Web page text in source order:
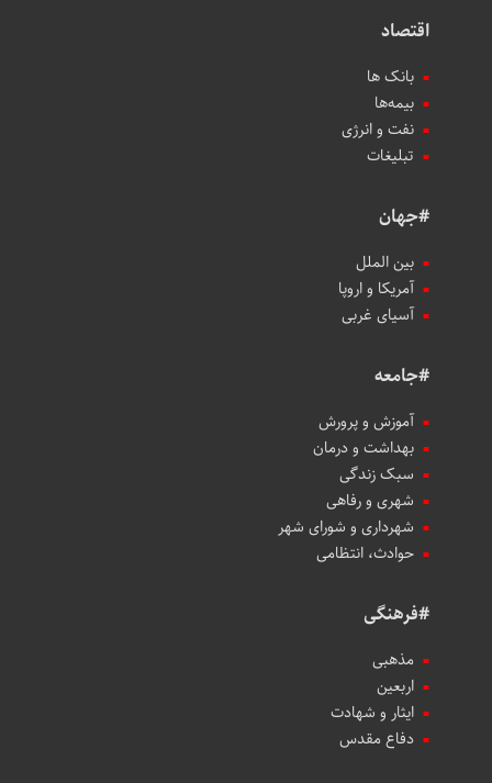
اقتصاد
بانک ها
بیمه‌ها
نفت و انرژی
تبلیغات
#جهان
بین الملل
آمریکا و اروپا
آسیای غربی
#جامعه
آموزش و پرورش
بهداشت و درمان
سبک زندگی
شهری و رفاهی
شهرداری و شورای شهر
حوادث، انتظامی
#فرهنگی
مذهبی
اربعین
ایثار و شهادت
دفاع مقدس